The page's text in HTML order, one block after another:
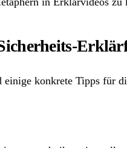
konkrete Tipps für